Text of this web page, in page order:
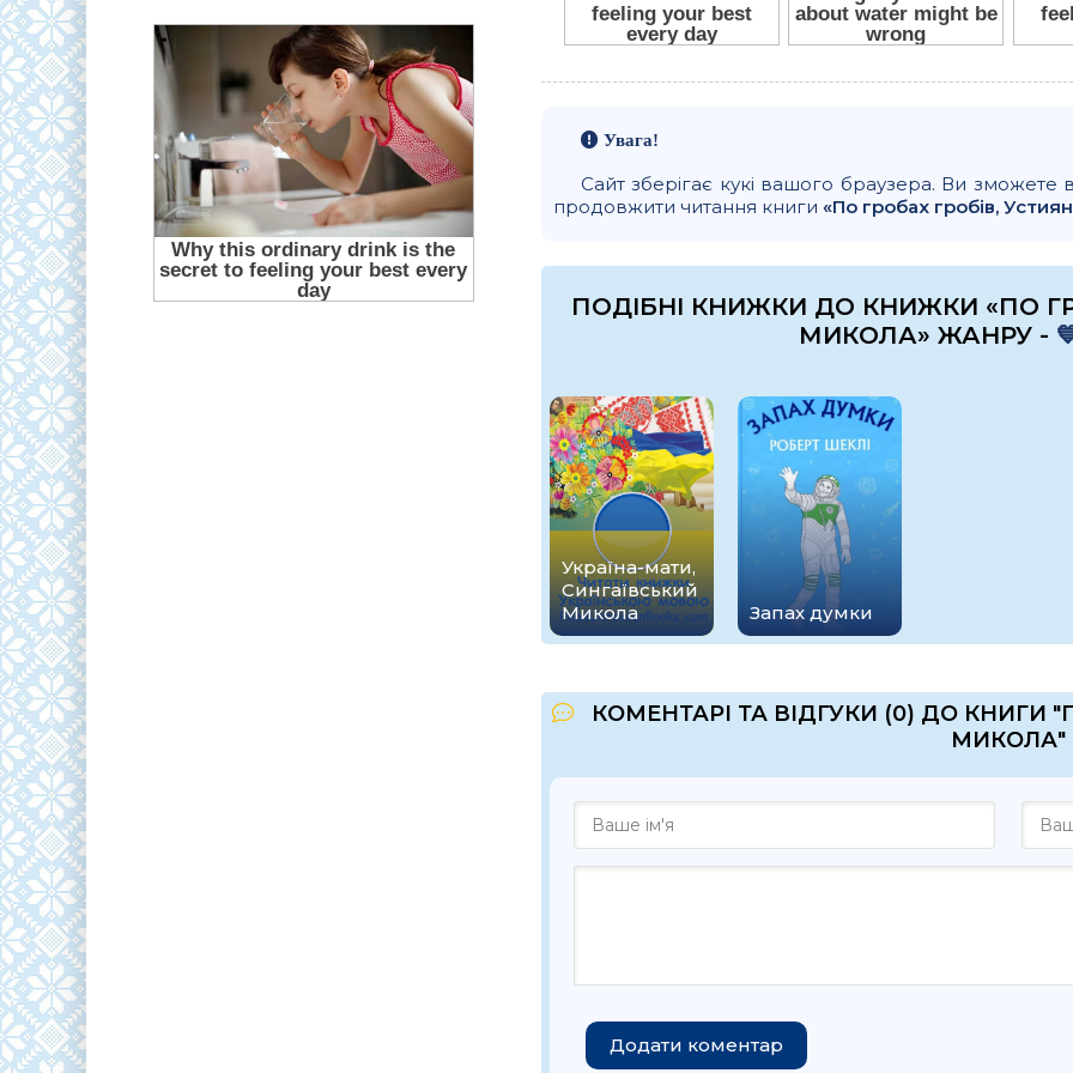
Увага!
Сайт зберігає кукі вашого браузера. Ви
продовжити читання книги «По гробах гробів,
ПОДІБНІ КНИЖКИ ДО КНИЖКИ «ПО
МИКОЛА» ЖАНРУ -
Україна-мати,
Сингаївський
Микола
Запах думки
КОМЕНТАРІ ТА ВІДГУКИ (0) ДО КНИГИ
МИКОЛА"
Додати коментар